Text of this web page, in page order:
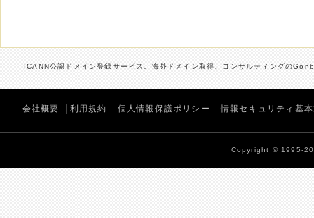
ICANN公認ドメイン登録サービス。海外ドメイン取得、コンサルティングの
会社概要 利用規約 個人情報保護ポリシー 情報セキュリティ基
Copyright © 1995-